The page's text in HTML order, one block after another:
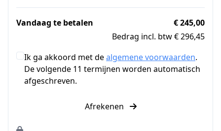
Vandaag te betalen
€ 245,00
Bedrag incl. btw € 296,45
Ik ga akkoord met dealgemene voorwaarden.
De volgende 11 termijnen worden automatisch
afgeschreven.
Afrekenen